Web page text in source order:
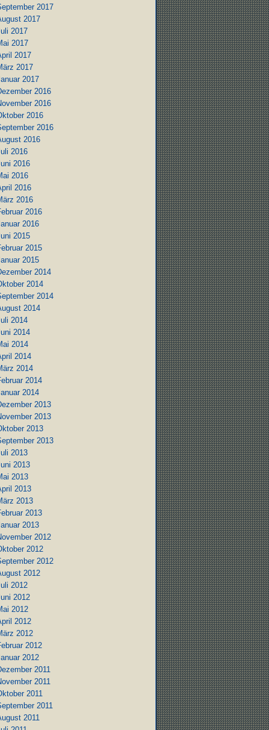
2017
2017
2017
2017
2017
2017
2017
2016
2016
2016
2016
2016
2016
2016
2016
2016
2016
2016
2016
2015
2015
2015
2014
2014
2014
2014
2014
2014
2014
2014
2014
2014
2014
2013
2013
2013
2013
2013
2013
2013
2013
2013
2013
2013
2012
2012
2012
2012
2012
2012
2012
2012
2012
2012
2012
2011
2011
2011
2011
2011